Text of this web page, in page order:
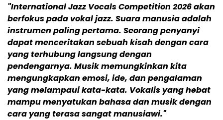
"International Jazz Vocals Competition 2026 akan
berfokus pada vokal jazz. Suara manusia adalah
instrumen paling pertama. Seorang penyanyi
dapat menceritakan sebuah kisah dengan cara
yang terhubung langsung dengan
pendengarnya. Musik memungkinkan kita
mengungkapkan emosi, ide, dan pengalaman
yang melampaui kata-kata. Vokalis yang hebat
mampu menyatukan bahasa dan musik dengan
cara yang terasa sangat manusiawi."